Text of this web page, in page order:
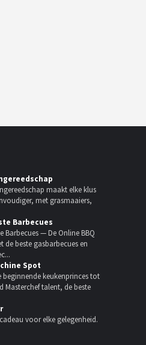
maakt elke klus
met grasmaaiers,
Barbecues
Barbecues — De Online BBQ
de beste gasbarbecues en
Spot
beginnende keukenprinces tot
Masterchef talent, de beste
voor elke gelegenheid.